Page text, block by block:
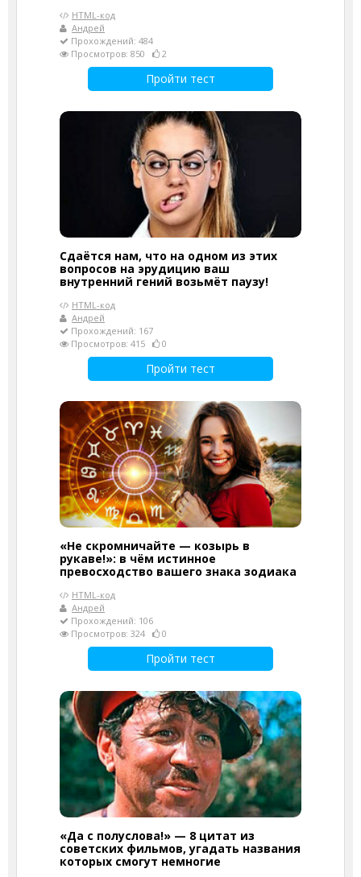
HTML-код
Андрей
Прохождений: 484
Просмотров: 850
2
Пройти тест
Сдаётся нам, что на одном из этих
вопросов на эрудицию ваш
внутренний гений возьмёт паузу!
HTML-код
Андрей
Прохождений: 167
Просмотров: 415
0
Пройти тест
«Не скромничайте — козырь в
рукаве!»: в чём истинное
превосходство вашего знака зодиака
HTML-код
Андрей
Прохождений: 106
Просмотров: 324
0
Пройти тест
«Да с полуслова!» — 8 цитат из
советских фильмов, угадать названия
которых смогут немногие